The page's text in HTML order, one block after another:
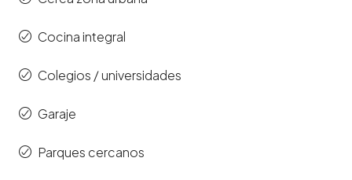
Cocina integral
Colegios / universidades
Garaje
Parques cercanos